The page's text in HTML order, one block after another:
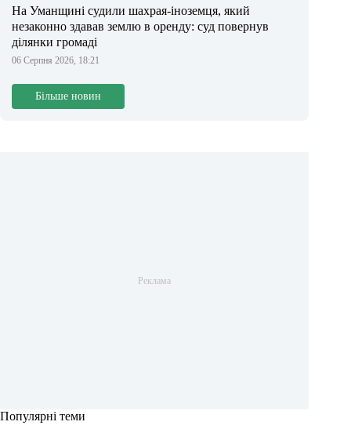
На Уманщині судили шахрая-іноземця, який
незаконно здавав землю в оренду: суд повернув
ділянки громаді
06 Серпня 2026, 18:21
Більше новин
Популярні теми